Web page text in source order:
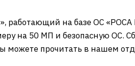
работающий на базе ОС «РОСА
на 50 МП и безопасную ОС.
можете прочитать в нашем